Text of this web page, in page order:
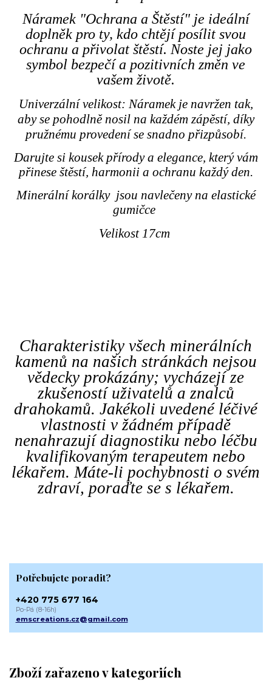
Náramek "Ochrana a Štěstí" je ideální
doplněk pro ty, kdo chtějí posílit svou
ochranu a přivolat štěstí. Noste jej jako
symbol bezpečí a pozitivních změn ve
vašem životě.
Univerzální velikost: Náramek je navržen tak,
aby se pohodlně nosil na každém zápěstí, díky
pružnému provedení se snadno přizpůsobí.
Darujte si kousek přírody a elegance, který vám
přinese štěstí, harmonii a ochranu každý den.
Minerální korálky jsou navlečeny na elastické
gumičce
Velikost 17cm
Charakteristiky všech minerálních
kamenů na našich stránkách nejsou
vědecky prokázány; vycházejí ze
zkušeností uživatelů a znalců
drahokamů. Jakékoli uvedené léčivé
vlastnosti v žádném případě
nenahrazují diagnostiku nebo léčbu
kvalifikovaným terapeutem nebo
lékařem. Máte-li pochybnosti o svém
zdraví, poraďte se s lékařem.
Zboží zařazeno v kategoriích
Potřebujete poradit?
+420 775 677 164
Po-Pá (8-16h)
emscreations.cz@gmail.com